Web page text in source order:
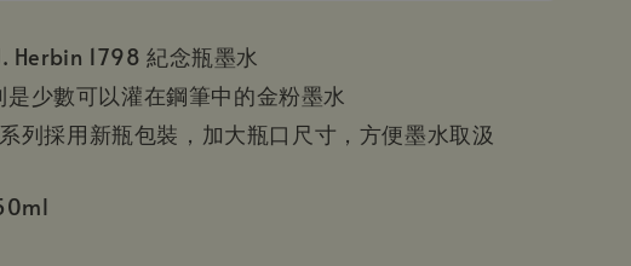
Herbin 1798 紀念瓶墨水
是少數可以灌在鋼筆中的金粉墨水
列採用新瓶包裝，加大瓶口尺寸，方便墨水取汲